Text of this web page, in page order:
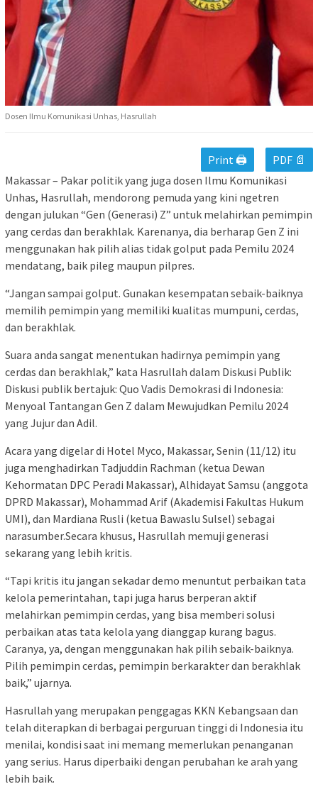
Dosen Ilmu Komunikasi Unhas, Hasrullah
Print 🖨
PDF 📄
Makassar – Pakar politik yang juga dosen Ilmu Komunikasi
Unhas, Hasrullah, mendorong pemuda yang kini ngetren
dengan julukan “Gen (Generasi) Z” untuk melahirkan pemimpin
yang cerdas dan berakhlak. Karenanya, dia berharap Gen Z ini
menggunakan hak pilih alias tidak golput pada Pemilu 2024
mendatang, baik pileg maupun pilpres.
“Jangan sampai golput. Gunakan kesempatan sebaik-baiknya
memilih pemimpin yang memiliki kualitas mumpuni, cerdas,
dan berakhlak.
Suara anda sangat menentukan hadirnya pemimpin yang
cerdas dan berakhlak,” kata Hasrullah dalam Diskusi Publik:
Diskusi publik bertajuk: Quo Vadis Demokrasi di Indonesia:
Menyoal Tantangan Gen Z dalam Mewujudkan Pemilu 2024
yang Jujur dan Adil.
Acara yang digelar di Hotel Myco, Makassar, Senin (11/12) itu
juga menghadirkan Tadjuddin Rachman (ketua Dewan
Kehormatan DPC Peradi Makassar), Alhidayat Samsu (anggota
DPRD Makassar), Mohammad Arif (Akademisi Fakultas Hukum
UMI), dan Mardiana Rusli (ketua Bawaslu Sulsel) sebagai
narasumber.Secara khusus, Hasrullah memuji generasi
sekarang yang lebih kritis.
“Tapi kritis itu jangan sekadar demo menuntut perbaikan tata
kelola pemerintahan, tapi juga harus berperan aktif
melahirkan pemimpin cerdas, yang bisa memberi solusi
perbaikan atas tata kelola yang dianggap kurang bagus.
Caranya, ya, dengan menggunakan hak pilih sebaik-baiknya.
Pilih pemimpin cerdas, pemimpin berkarakter dan berakhlak
baik,” ujarnya.
Hasrullah yang merupakan penggagas KKN Kebangsaan dan
telah diterapkan di berbagai perguruan tinggi di Indonesia itu
menilai, kondisi saat ini memang memerlukan penanganan
yang serius. Harus diperbaiki dengan perubahan ke arah yang
lebih baik.